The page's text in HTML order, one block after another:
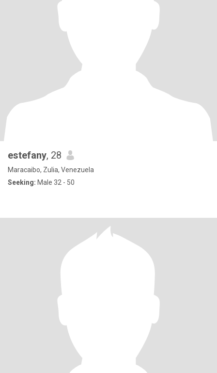
estefany, 28
Maracaibo, Zulia, Venezuela
Seeking: Male 32 - 50